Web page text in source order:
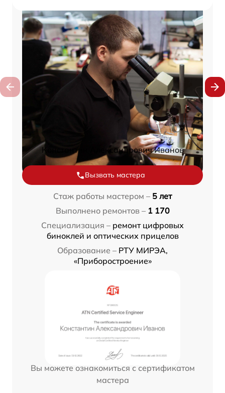
Константин Александрович Иванов
Вызвать мастера
Стаж работы мастером – 5 лет
Выполнено ремонтов – 1 170
Специализация – ремонт цифровых
биноклей и оптических прицелов
Образование – РТУ МИРЭА,
«Приборостроение»
Вы можете ознакомиться с сертификатом
мастера